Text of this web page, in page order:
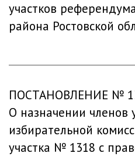
участков
района Ростовской
ПОСТАНОВЛЕНИЕ №
О назначении членов
избирательной
участка № 1318 с